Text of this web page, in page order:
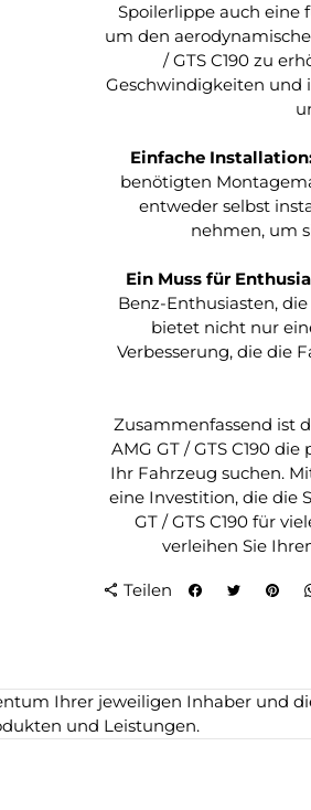
Spoilerlippe auch eine
um den
/ GTS C190 zu
Geschwindigkeiten und
Einfache
benötigten
entweder selbst
nehmen, um
Ein Muss für
Benz-Enthusiasten,
bietet nicht nur
Verbesserung, die die
Zusammenfassend ist
AMG GT / GTS C190
Ihr Fahrzeug suchen.
eine Investition, die die
GT / GTS C190 für
verleihen Sie
share Teilen
Ihrer jeweiligen Inhaber und
und Leistungen.